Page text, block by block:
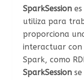
SparkSession
utiliza para
proporciona
interactuar con
Spark, como
SparkSession